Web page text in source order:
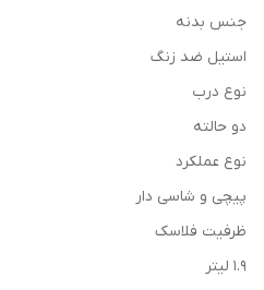
جنس بدنه
استیل ضد زنگ
نوع درب
دو حالته
نوع عملکرد
پیچی و شاسی دار
ظرفیت فلاسک
1.9 لیتر